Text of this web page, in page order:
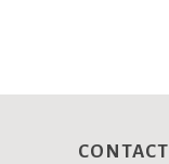
CONTACT